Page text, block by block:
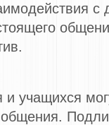
с
учащихся